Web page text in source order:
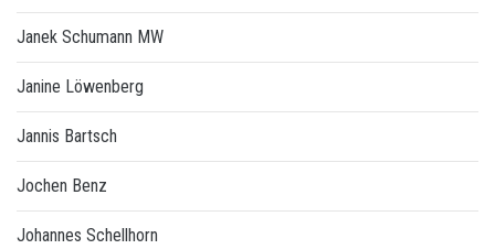
Janek Schumann MW
Janine Löwenberg
Jannis Bartsch
Jochen Benz
Johannes Schellhorn